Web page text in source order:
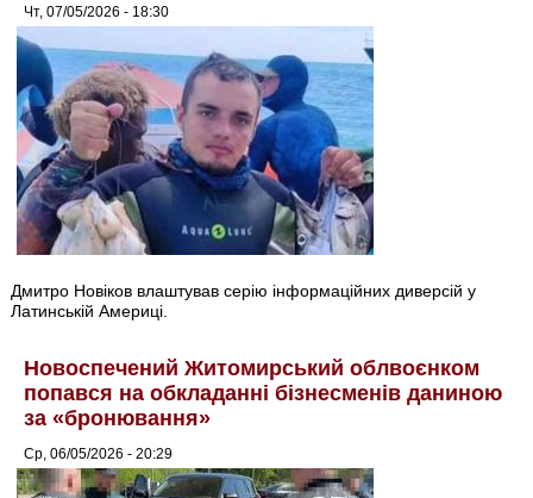
Чт, 07/05/2026 - 18:30
Дмитро Новіков влаштував серію інформаційних диверсій у
Латинській Америці.
Новоспечений Житомирський облвоєнком
попався на обкладанні бізнесменів даниною
за «бронювання»
Ср, 06/05/2026 - 20:29